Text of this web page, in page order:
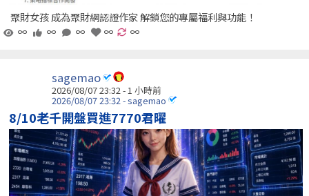
聚財女孩 成為聚財網認證作家 解鎖您的專屬福利與功能！
∞
∞ ∞ ∞ ∞
sagemao
2026/08/07 23:32 -1 小時前
2026/08/07 23:32 - sagemao
8/10老千開盤買進7770君曜